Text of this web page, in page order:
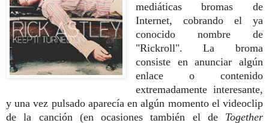
mediáticas bromas de
Internet, cobrando el ya
conocido nombre de
"Rickroll". La broma
consiste en anunciar algún
enlace o contenido
extremadamente interesante,
y una vez pulsado aparecía en algún momento el videoclip
de la canción (en ocasiones también el de Together